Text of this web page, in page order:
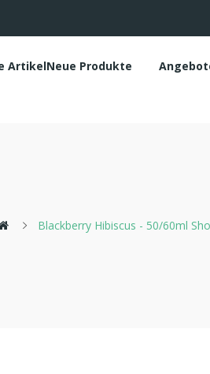
ArtikelNeue Produkte
Blackberry Hibiscus - 50/60ml